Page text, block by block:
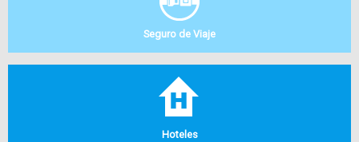
Seguro de Viaje
Hoteles